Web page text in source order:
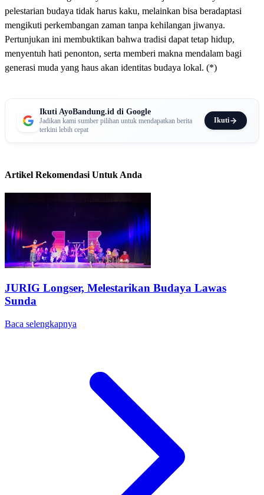
pelestarian budaya tidak harus kaku, melainkan bisa beradaptasi
mengikuti perkembangan zaman tanpa kehilangan jiwanya.
Pertunjukan ini membuktikan bahwa tradisi dapat tetap hidup,
menyentuh hati penonton, serta memberi makna mendalam bagi
generasi muda yang haus akan identitas budaya lokal. (*)
Ikuti AyoBandung.id di Google
Jadikan kami sumber pilihan untuk mendapatkan berita
terkini lebih cepat
Ikuti
Artikel Rekomendasi Untuk Anda
JURIG Longser, Melestarikan Budaya Lawas
Sunda
Baca selengkapnya